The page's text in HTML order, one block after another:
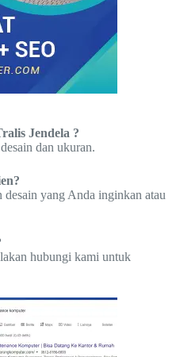
Jendela ?
dan ukuran.
desain yang Anda inginkan atau
hubungi kami untuk